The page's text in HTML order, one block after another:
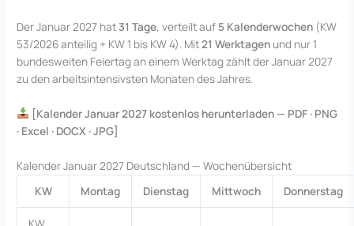
Der Januar 2027 hat31 Tage, verteilt auf 5 Kalenderwochen (KW
53/2026 anteilig + KW 1 bis KW 4). Mit21 Werktagen und nur 1
bundesweiten Feiertag an einem Werktag zählt der Januar 2027
zu den arbeitsintensivsten Monaten des Jahres.
[Kalender Januar 2027 kostenlos herunterladen — PDF · PNG
· Excel · DOCX · JPG]
Kalender Januar 2027 Deutschland — Wochenübersicht
KW
Montag Dienstag Mittwoch Donnerstag
KW